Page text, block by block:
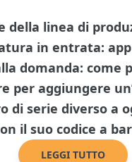
della linea di
in entrata:
domanda: come
per aggiungere
di serie diverso a
il suo codice a
LEGGI TUTTO